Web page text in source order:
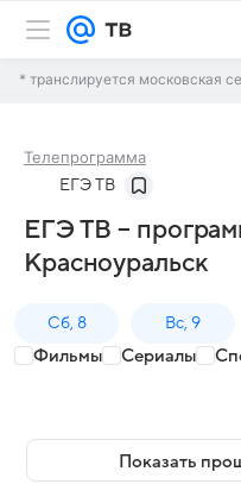
* транслируется московская
Телепрограмма
ЕГЭ ТВ
ЕГЭ ТВ –
Красноуральск
Сб, 8 Вс, 9
Фильмы Сериалы
Показать